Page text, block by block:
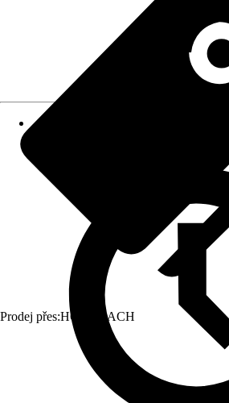
Prodej přes:HORNBACH